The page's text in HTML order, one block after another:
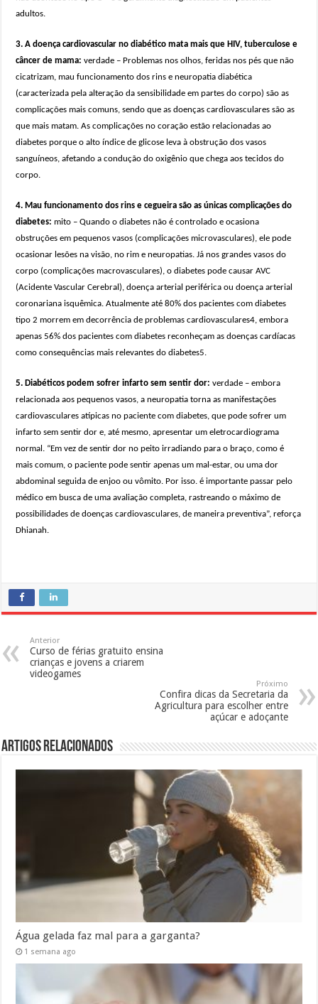
adultos.
3. A doença cardiovascular no diabético mata mais que HIV, tuberculose e
câncer de mama: verdade – Problemas nos olhos, feridas nos pés que não
cicatrizam, mau funcionamento dos rins e neuropatia diabética
(caracterizada pela alteração da sensibilidade em partes do corpo) são as
complicações mais comuns, sendo que as doenças cardiovasculares são as
que mais matam. As complicações no coração estão relacionadas ao
diabetes porque o alto índice de glicose leva à obstrução dos vasos
sanguíneos, afetando a condução do oxigênio que chega aos tecidos do
corpo.
4. Mau funcionamento dos rins e cegueira são as únicas complicações do
diabetes: mito – Quando o diabetes não é controlado e ocasiona
obstruções em pequenos vasos (complicações microvasculares), ele pode
ocasionar lesões na visão, no rim e neuropatias. Já nos grandes vasos do
corpo (complicações macrovasculares), o diabetes pode causar AVC
(Acidente Vascular Cerebral), doença arterial periférica ou doença arterial
coronariana isquêmica. Atualmente até 80% dos pacientes com diabetes
tipo 2 morrem em decorrência de problemas cardiovasculares4, embora
apenas 56% dos pacientes com diabetes reconheçam as doenças cardíacas
como consequências mais relevantes do diabetes5.
5. Diabéticos podem sofrer infarto sem sentir dor: verdade – embora
relacionada aos pequenos vasos, a neuropatia torna as manifestações
cardiovasculares atípicas no paciente com diabetes, que pode sofrer um
infarto sem sentir dor e, até mesmo, apresentar um eletrocardiograma
normal. “Em vez de sentir dor no peito irradiando para o braço, como é
mais comum, o paciente pode sentir apenas um mal-estar, ou uma dor
abdominal seguida de enjoo ou vômito. Por isso. é importante passar pelo
médico em busca de uma avaliação completa, rastreando o máximo de
possibilidades de doenças cardiovasculares, de maneira preventiva”, reforça
Dhianah.
Anterior
Curso de férias gratuito ensina
crianças e jovens a criarem
videogames
Próximo
Confira dicas da Secretaria da
Agricultura para escolher entre
açúcar e adoçante
Artigos Relacionados
Água gelada faz mal para a garganta?
1 semana ago